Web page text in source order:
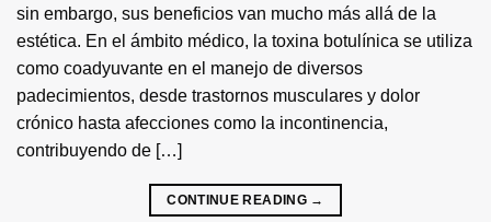
sin embargo, sus beneficios van mucho más allá de la
estética. En el ámbito médico, la toxina botulínica se utiliza
como coadyuvante en el manejo de diversos
padecimientos, desde trastornos musculares y dolor
crónico hasta afecciones como la incontinencia,
contribuyendo de […]
CONTINUE READING →